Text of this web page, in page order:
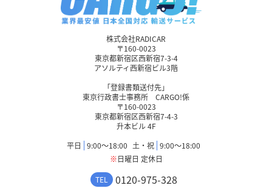
株式会社RADICAR
〒160-0023
東京都新宿区西新宿7-3-4
アソルティ西新宿ビル3階
「登録書類送付先」
東京行政書士事務所 CARGO!係
〒160-0023
東京都新宿区西新宿7-4-3
升本ビル 4F
平日
9:00〜18:00 土・祝 9:00〜18:00
※日曜日 定休日
TEL
0120-975-328